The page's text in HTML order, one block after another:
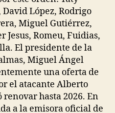
David López, Rodrigo
Miguel Gutiérrez,
Jesus, Romeu, Fuidias,
El presidente de la
Miguel Ángel
una oferta de
el atacante Alberto
hasta 2026. En
a la emisora oficial de